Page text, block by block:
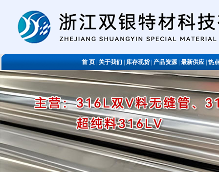
首 页关于我们库存现货|产品资源|最新供应|热